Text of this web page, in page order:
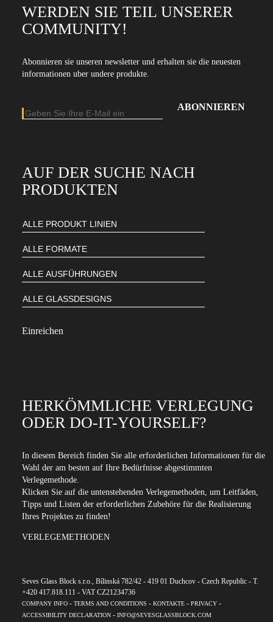
WERDEN SIE TEIL UNSERER
COMMUNITY!
Abonnieren sie unseren newsletter und erhalten sie die neuesten
informationen uber undere produkte.
AUF DER SUCHE NACH
PRODUKTEN
HERKÖMMLICHE VERLEGUNG
ODER DO-IT-YOURSELF?
In diesem Bereich finden Sie alle erforderlichen Informationen für die
Wahl der am besten auf Ihre Bedürfnisse abgestimmten
Verlegemethode.
Klicken Sie auf die untenstehenden Verlegemethoden, um Leitfäden,
Tipps und Listen der erforderlichen Zubehöre für die Realisierung
Ihres Projektes zu finden!
VERLEGEMETHODEN
Seves Glass Block s.r.o., Bílinská 782/42 - 419 01 Duchcov - Czech Republic - T.
+420 417.818.111 - VAT CZ21234736
COMPANY INFO- TERMS AND CONDITIONS - KONTAKTE- PRIVACY-
ACCESSIBILITY DECLARATION- INFO@SEVESGLASSBLOCK.COM